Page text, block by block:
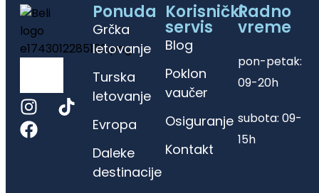
Ponuda
Grčka
letovanje
Turska
letovanje
Evropa
Daleke
destinacije
Korisnički
servis
Blog
Poklon
vaučer
Osiguranje
Kontakt
Radno
vreme
pon-petak:
09-20h
subota: 09-
15h